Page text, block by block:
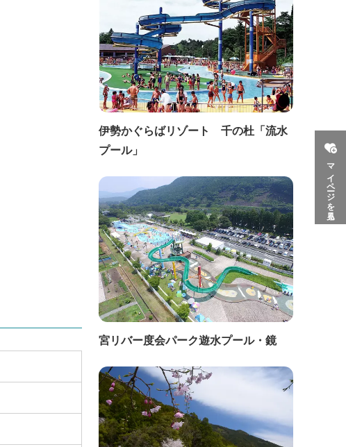
マイページを見る
伊勢かぐらばリゾート 千の杜「流水
プール」
宮リバー度会パーク遊水プール・鏡